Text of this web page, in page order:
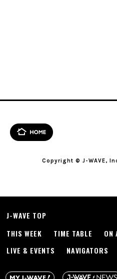
Copyright © J-WAVE,
J-WAVE TOP
THIS WEEK
TIME TABLE
ON
LIVE & EVENTS
NAVIGATORS